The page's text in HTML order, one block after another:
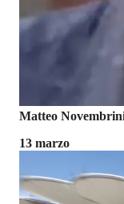
Matteo
13 marzo